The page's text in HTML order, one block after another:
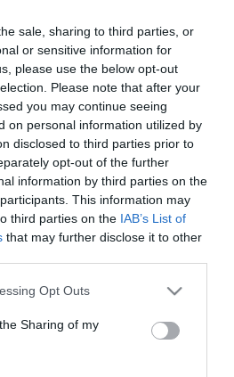
sale, sharing to third parties, or
or sensitive information for
please use the below opt-out
Please note that after your
you may continue seeing
on personal information utilized by
disclosed to third parties prior to
opt-out of the further
information by third parties on the
This information may
third parties on the IAB’s List of
that may further disclose it to other
app uses one or more Google
usage behaviour. You may click to
and its third-party tags to
purposes in below Google
Opt Outs
Sharing of my
problémát jelent az alacsony Föld
több mint 36 ezer, tíz
és több millió kisebb törmelékdarab
akár 28 ezer kilométer per órás
a néhány milliméteres részecskék is
az űrhajók külső burkolatában, a
szenzorokban. Az ilyen incidensek
az űrszemét kezelési protokollok
gazdasági és stratégiai
érzékeny Kína számára, amely a
technológiai önállóság
űrben. Egy esetleges visszatérési
ezért a CMSA nyilvánvalóan
mellett.